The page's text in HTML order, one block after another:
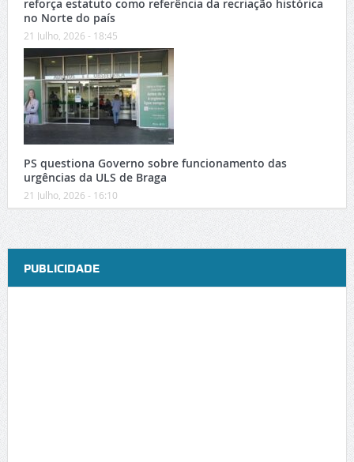
reforça estatuto como referência da recriação histórica
no Norte do país
21 Julho, 2026 - 18:45
PS questiona Governo sobre funcionamento das
urgências da ULS de Braga
21 Julho, 2026 - 16:10
PUBLICIDADE